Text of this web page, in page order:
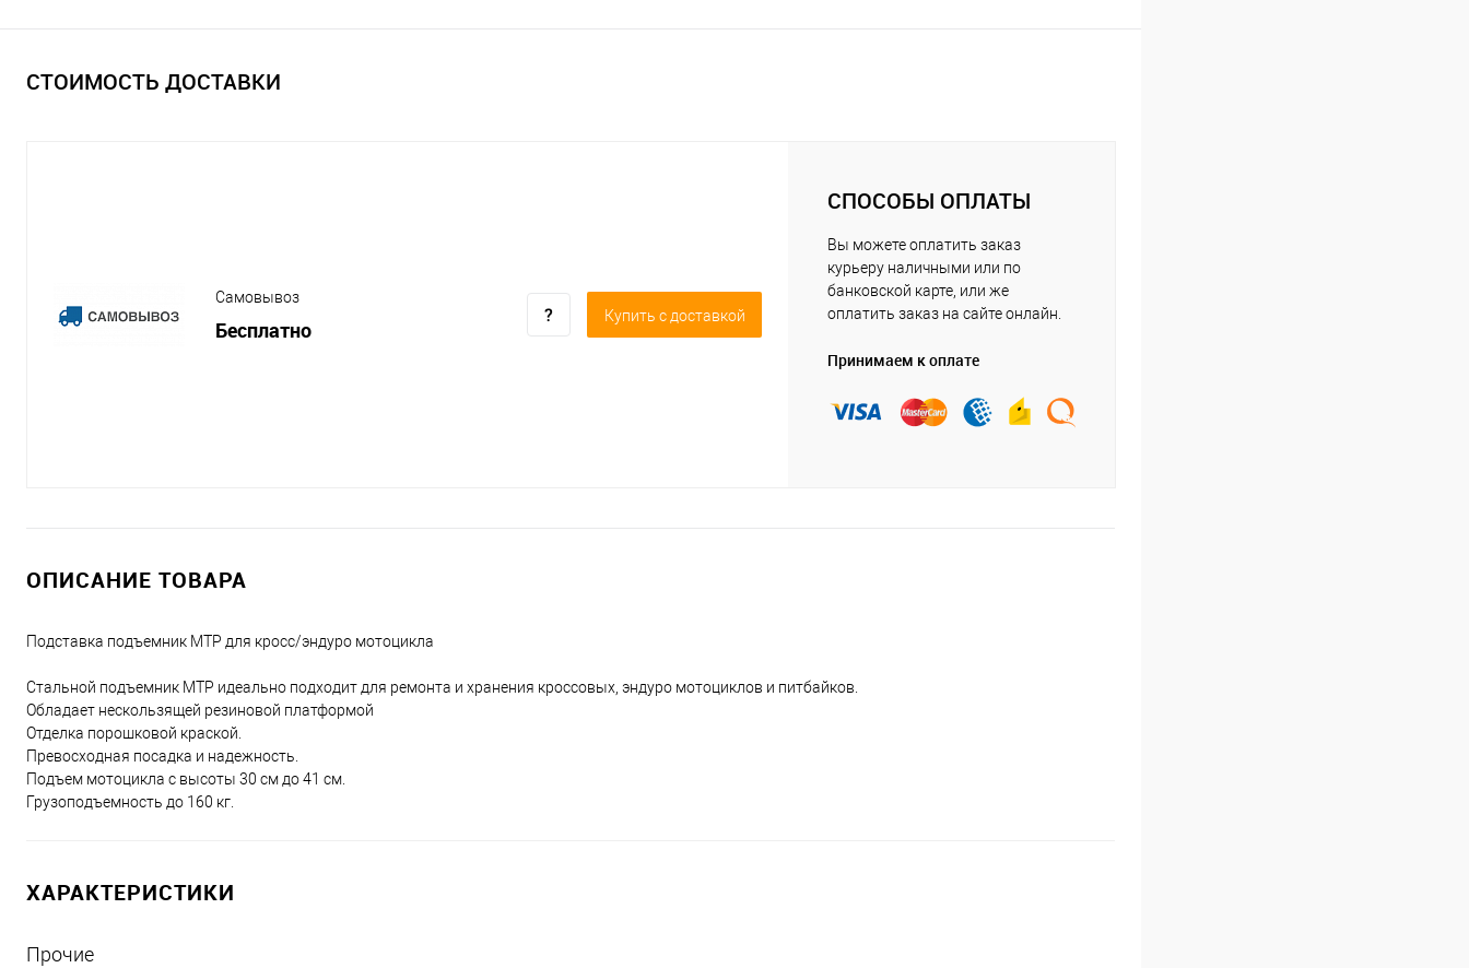
СТОИМОСТЬ ДОСТАВКИ
Самовывоз
Бесплатно
Купить c доставкой
СПОСОБЫ ОПЛАТЫ
Вы можете оплатить заказ
курьеру наличными или по
банковской карте, или же
оплатить заказ на сайте онлайн.
Принимаем к оплате
ОПИСАНИЕ ТОВАРА
Подставка подъемник MTP для кросс/эндуро мотоцикла
Стальной подъемник MTР идеально подходит для ремонта и хранения кроссовых, эндуро мотоциклов и питбайков.
Обладает нескользящей резиновой платформой
Отделка порошковой краской.
Превосходная посадка и надежность.
Подъем мотоцикла с высоты 30 см до 41 см.
Грузоподъемность до 160 кг.
ХАРАКТЕРИСТИКИ
Прочие